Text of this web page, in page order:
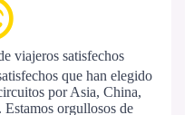
viajeros satisfechos
que han elegido
por Asia, China,
orgullosos de